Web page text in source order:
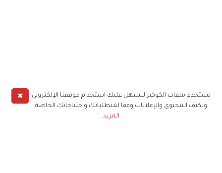
✖
نستخدم ملفات الكوكيز لنسهل عليك استخدام موقعنا الإلكتروني
ونكيف المحتوى والإعلانات وفقا لمتطلباتك واحتياجاتك الخاصة
المزيد